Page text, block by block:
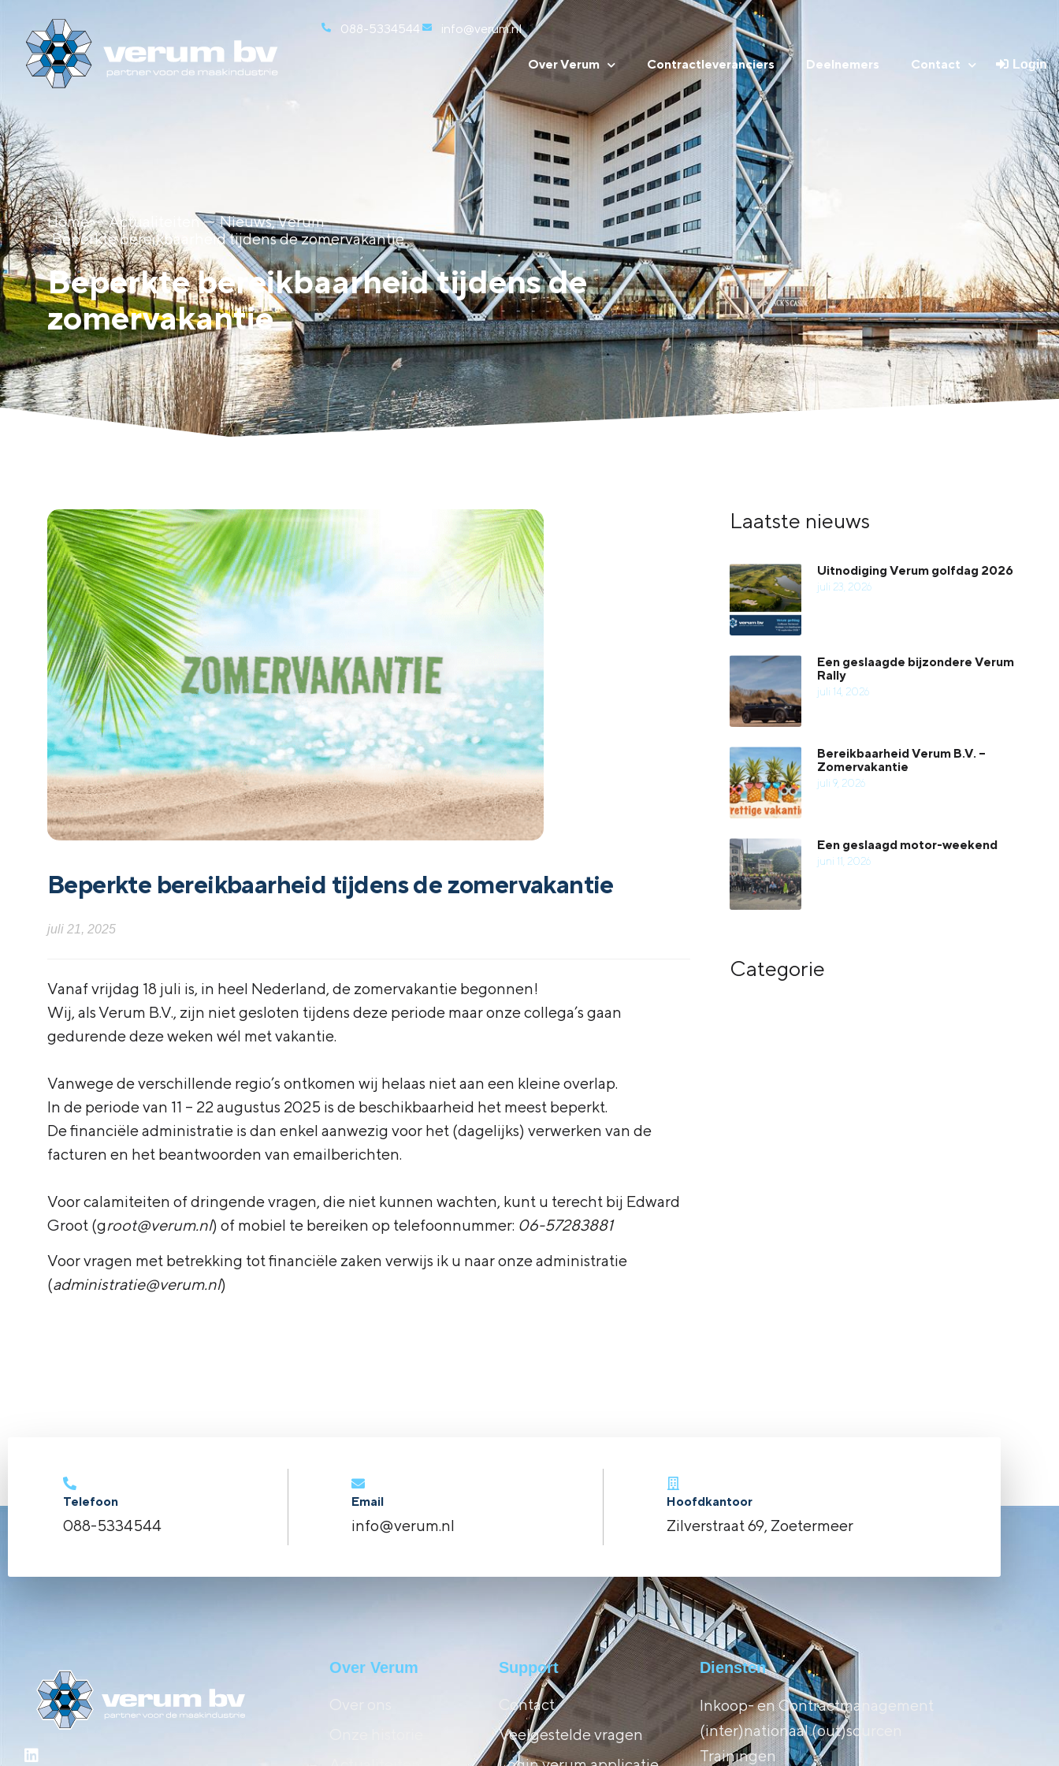
088-5334544 info@verum.nl
Over Verum Contractleveranciers Deelnemers Contact Login
Home --- Actualiteiten --- Nieuws,Verum---
Beperkte bereikbaarheid tijdens de zomervakantie
Beperkte bereikbaarheid tijdens de
zomervakantie
Beperkte bereikbaarheid tijdens de zomervakantie
juli 21, 2025
Vanaf vrijdag 18 juli is, in heel Nederland, de zomervakantie begonnen!
Wij, als Verum B.V., zijn niet gesloten tijdens deze periode maar onze collega’s gaan
gedurende deze weken wél met vakantie.
Vanwege de verschillende regio’s ontkomen wij helaas niet aan een kleine overlap.
In de periode van 11 – 22 augustus 2025 is de beschikbaarheid het meest beperkt.
De financiële administratie is dan enkel aanwezig voor het (dagelijks) verwerken van de
facturen en het beantwoorden van emailberichten.
Voor calamiteiten of dringende vragen, die niet kunnen wachten, kunt u terecht bij Edward
Groot (groot@verum.nl) of mobiel te bereiken op telefoonnummer: 06-57283881
Voor vragen met betrekking tot financiële zaken verwijs ik u naar onze administratie
(administratie@verum.nl)
Laatste nieuws
Uitnodiging Verum golfdag 2026
juli 23, 2026
Een geslaagde bijzondere Verum
Rally
juli 14, 2026
Bereikbaarheid Verum B.V. –
Zomervakantie
juli 9, 2026
Een geslaagd motor-weekend
juni 11, 2026
Categorie
Telefoon
088-5334544
Email
info@verum.nl
Hoofdkantoor
Zilverstraat 69, Zoetermeer
Over Verum Support
Contact
Veelgestelde vragen
Diensten
Inkoop- en Contractmanagement
(inter)nationaal (out)sourcen
Trainingen